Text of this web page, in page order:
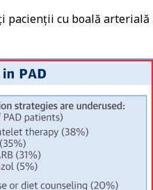
pacienții cu boală arterială